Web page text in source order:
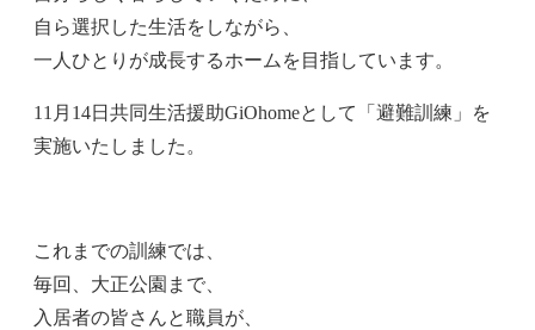
自ら選択した生活をしながら、
一人ひとりが成長するホームを目指しています。
11月14日共同生活援助GiOhomeとして「避難訓練」を
実施いたしました。
これまでの訓練では、
毎回、大正公園まで、
入居者の皆さんと職員が、